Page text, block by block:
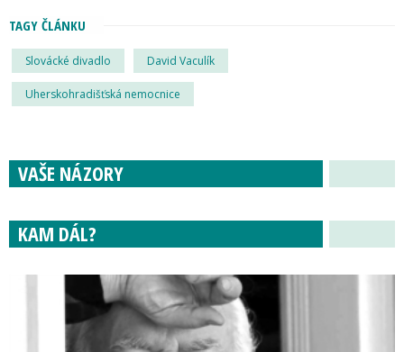
TAGY ČLÁNKU
Slovácké divadlo David Vaculík
Uherskohradišťská nemocnice
VAŠE NÁZORY
KAM DÁL?